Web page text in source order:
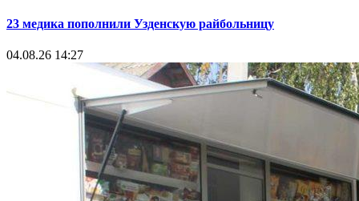
23 медика пополнили Узденскую райбольницу
04.08.26 14:27